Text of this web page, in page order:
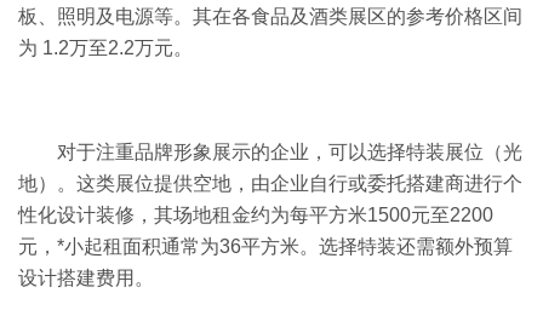
板、照明及电源等。其在各食品及酒类展区的参考价格区间
为 1.2万至2.2万元。
对于注重品牌形象展示的企业，可以选择特装展位（光
地）。这类展位提供空地，由企业自行或委托搭建商进行个
性化设计装修，其场地租金约为每平方米1500元至2200
元，*小起租面积通常为36平方米。选择特装还需额外预算
设计搭建费用。